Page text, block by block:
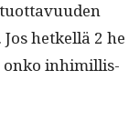
het­kel­lä 2 he
onko inhimil­lis­